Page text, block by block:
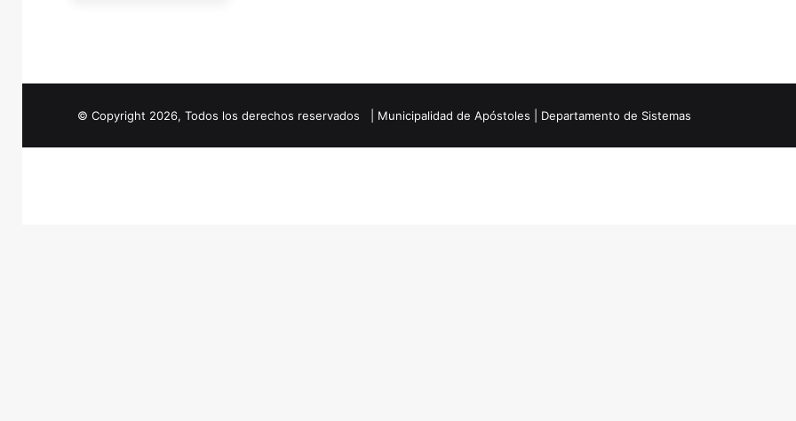
© Copyright 2026, Todos los derechos reservados | Municipalidad de Apóstoles | Departamento de Sistemas